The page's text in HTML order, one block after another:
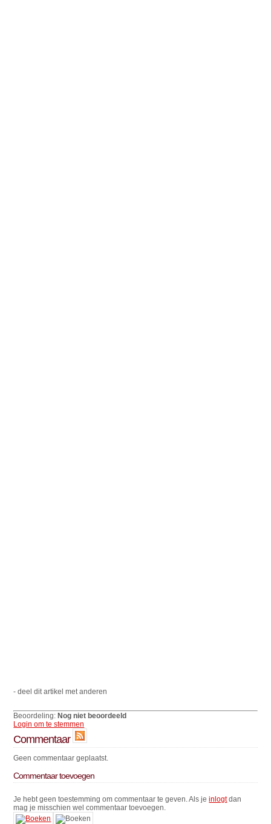
- deel dit artikel met anderen
Beoordeling:Nog niet beoordeeld
Login om te stemmen
Commentaar
Geen commentaar geplaatst.
Commentaar toevoegen
Je hebt geen toestemming om commentaar te geven. Als jeinlogtdan
mag je misschien wel commentaar toevoegen.